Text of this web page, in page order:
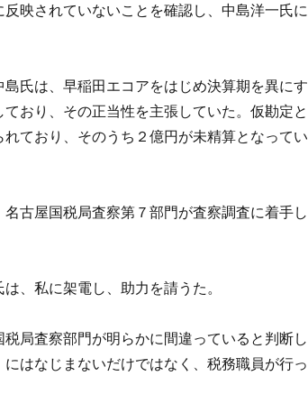
映されていないことを確認し、中島洋一氏に
氏は、早稲田エコアをはじめ決算期を異にす
おり、その正当性を主張していた。仮勘定と
ており、そのうち２億円が未精算となってい
古屋国税局査察第７部門が査察調査に着手し
、私に架電し、助力を請うた。
局査察部門が明らかに間違っていると判断し
はなじまないだけではなく、税務職員が行っ